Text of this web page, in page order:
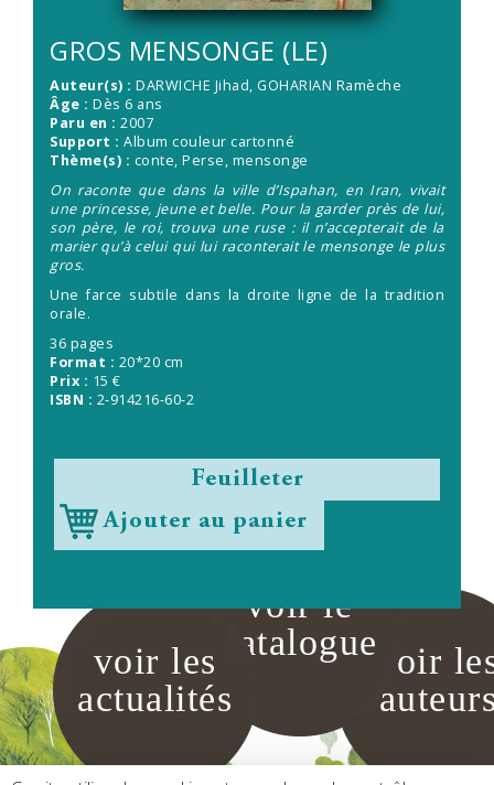
GROS MENSONGE (LE)
Auteur(s) : DARWICHE Jihad, GOHARIAN Ramèche
Âge : Dès 6 ans
Paru en : 2007
Support : Album couleur cartonné
Thème(s) : conte, Perse, mensonge
On raconte que dans la ville d’Ispahan, en Iran, vivait
une princesse, jeune et belle. Pour la garder près de lui,
son père, le roi, trouva une ruse : il n’accepterait de la
marier qu’à celui qui lui raconterait le mensonge le plus
gros.
Une farce subtile dans la droite ligne de la tradition
orale.
36 pages
Format : 20*20 cm
Prix : 15 €
ISBN : 2-914216-60-2
Feuilleter
Ajouter au panier
voir
voir le
catalogue
voir les
actualités